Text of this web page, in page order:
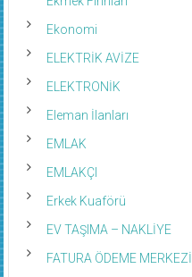
Ekonomi
ELEKTRİK AVİZE
ELEKTRONİK
Eleman İlanları
EMLAK
EMLAKÇI
Erkek Kuaförü
EV TAŞIMA – NAKLİYE
FATURA ÖDEME MERKEZİ